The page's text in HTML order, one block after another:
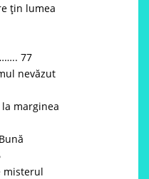
țin lumea
77
nevăzut
la marginea
misterul